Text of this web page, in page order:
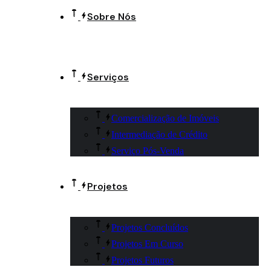
Sobre Nós
Serviços
Comercialização de Imóveis
Intermediação de Crédito
Serviço Pós-Venda
Projetos
Projetos Concluídos
Projetos Em Curso
Projetos Futuros